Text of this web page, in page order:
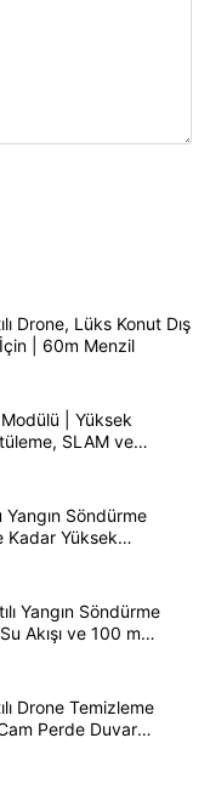
Drone, Lüks Konut Dış
| 60m Menzil
| Yüksek
SLAM ve
Söndürme
Kadar Yüksek
Yangın Söndürme
Akışı ve 100 m
Kurtarma
Drone Temizleme
Perde Duvar